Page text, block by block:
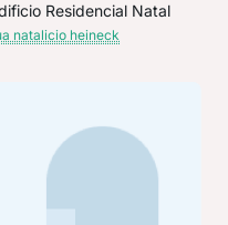
Residencial Natal
natalicio heineck